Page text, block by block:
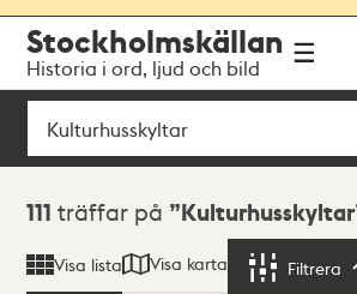
navigationen
huvudinnehållet
Stockholmskällan
Historia i ord, ljud och bild
Sök
Sökresultat
111 träffar på Kulturhusskyltar
Visa lista Visa karta Filtrera